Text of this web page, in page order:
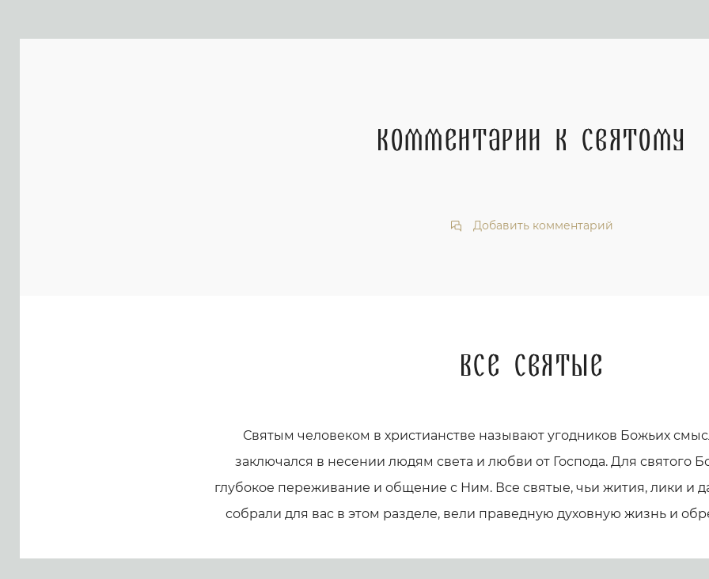
Комментарии к святому
Добавить комментарий
Все святые
Святым человеком в христианстве называют угодников Божьих
заключался в несении людям света и любви от Господа. Для святого
глубокое переживание и общение с Ним. Все святые, чьи жития, лики и
собрали для вас в этом разделе, вели праведную духовную жизнь и